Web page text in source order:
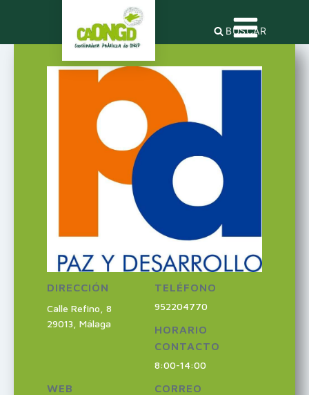
BUSCAR
DIRECCIÓN
Calle Refino, 8
29013 Málaga
TELÉFONO
952204770
HORARIO
CONTACTO
8:00-14:00
WEB CORREO